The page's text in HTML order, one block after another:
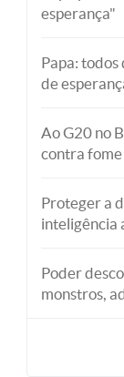
esperança"
Papa: todos
de
Ao G20 no
contra
Proteger a
inteligência
Poder
monstros,